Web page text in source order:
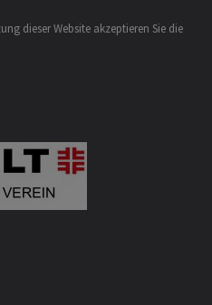
dieser Website akzeptieren Sie die